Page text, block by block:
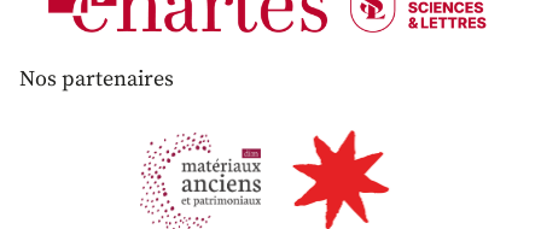
Nos partenaires